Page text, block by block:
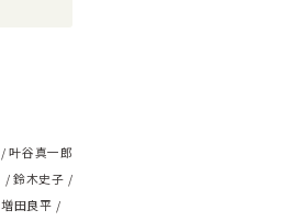
叶谷真一郎
鈴木史子
増田良平